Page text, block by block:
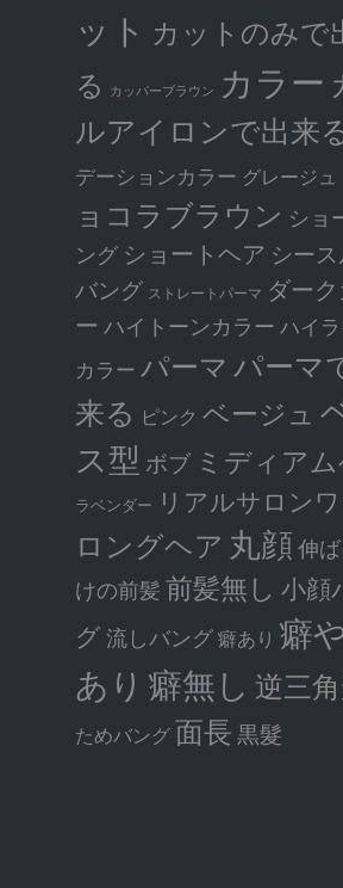
ット カットのみで
る カッパーブラウン カラー
ルアイロンで出来
デーションカラー グレージュ
ョコラブラウン ショ
ング ショートヘア シー
バング ストレートパーマ ダー
ー ハイトーンカラー ハイ
カラー パーマ パーマ
来る ピンク ベージュ
ス型 ボブ ミディア
ラベンダー リアルサロン
ロングヘア 丸顔伸
けの前髪前髪無し 小顔
グ流しバング癖あり 癖
あり 癖無し 逆三
ためバング面長黒髮